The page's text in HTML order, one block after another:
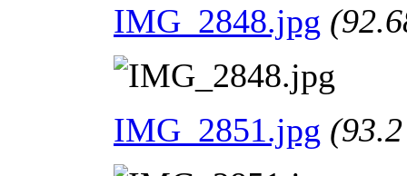
IMG_2848.jpg
IMG_2851.jpg